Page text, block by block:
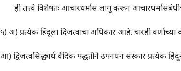
ही तत्त्वे विशेषतः आचारधर्मास लागू करून
५) अ) प्रत्येक हिंदूला द्विजत्वाचा अधिकार आहे. चारही
आ) द्विजत्वसिद्ध्यर्थ वैदिक पद्धतीने उपनयन संस्कार प्रत्येक हिंदूने